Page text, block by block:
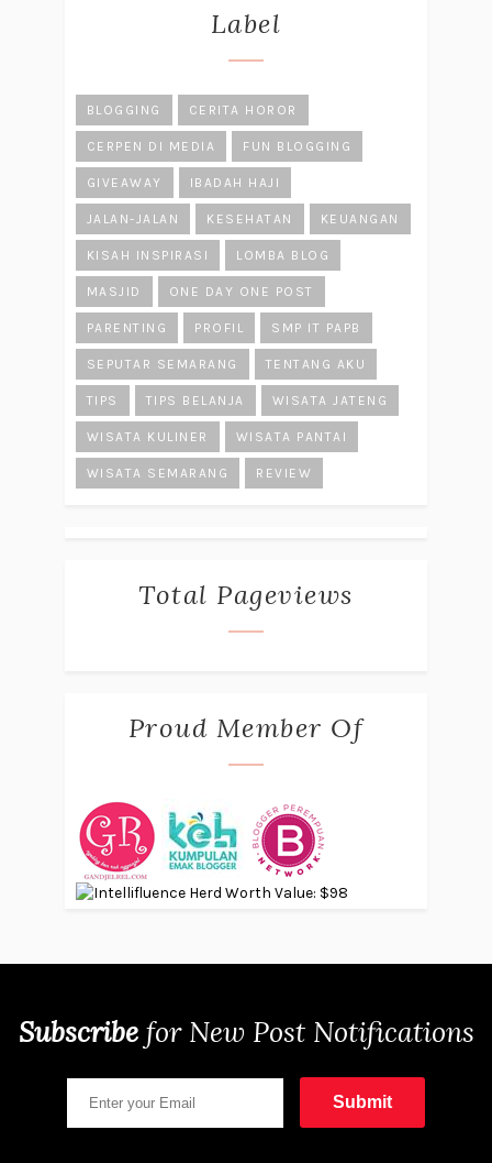
Label
BLOGGING CERITA HOROR
CERPEN DI MEDIA FUN BLOGGING
GIVEAWAY IBADAH HAJI
JALAN-JALAN KESEHATAN KEUANGAN
KISAH INSPIRASI LOMBA BLOG
MASJID ONE DAY ONE POST
PARENTING PROFIL SMP IT PAPB
SEPUTAR SEMARANG TENTANG AKU
TIPS TIPS BELANJA WISATA JATENG
WISATA KULINER WISATA PANTAI
WISATA SEMARANG REVIEW
Total Pageviews
Proud Member Of
Subscribe forNew Post Notifications